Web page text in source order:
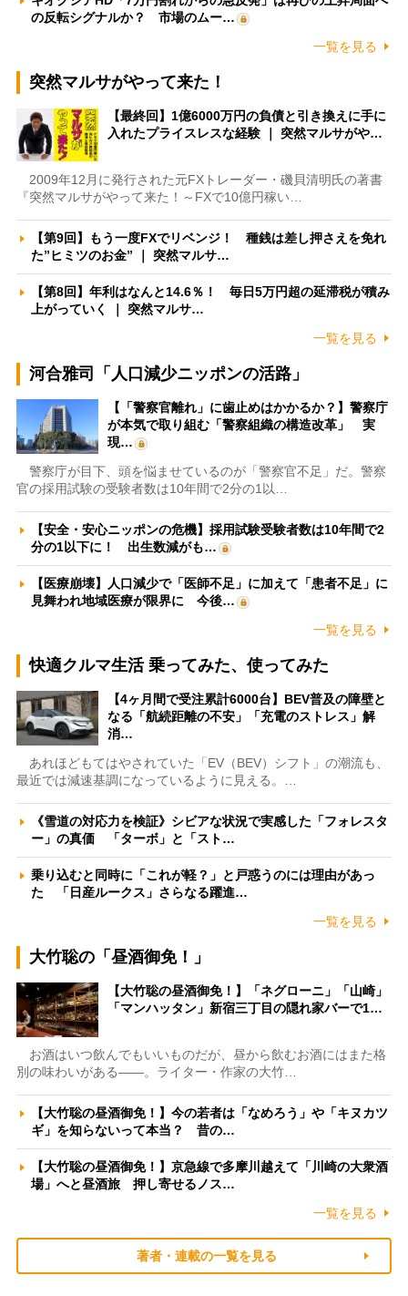
の反転シグナルか？ 市場のムー…
一覧を見る
突然マルサがやって来た！
【最終回】1億6000万円の負債と引き換えに手に
入れたプライスレスな経験 ｜ 突然マルサがや…
2009年12月に発行された元FXトレーダー・磯貝清明氏の著書
『突然マルサがやって来た！～FXで10億円稼い…
【第9回】もう一度FXでリベンジ！ 種銭は差し押さえを免れ
た”ヒミツのお金” ｜ 突然マルサ…
【第8回】年利はなんと14.6％！ 毎日5万円超の延滞税が積み
上がっていく ｜ 突然マルサ…
一覧を見る
河合雅司「人口減少ニッポンの活路」
【「警察官離れ」に歯止めはかかるか？】警察庁
が本気で取り組む「警察組織の構造改革」 実
現…
警察庁が目下、頭を悩ませているのが「警察官不足」だ。警察
官の採用試験の受験者数は10年間で2分の1以…
【安全・安心ニッポンの危機】採用試験受験者数は10年間で2
分の1以下に！ 出生数減がも…
【医療崩壊】人口減少で「医師不足」に加えて「患者不足」に
見舞われ地域医療が限界に 今後…
一覧を見る
快適クルマ生活 乗ってみた、使ってみた
【4ヶ月間で受注累計6000台】BEV普及の障壁と
なる「航続距離の不安」「充電のストレス」解
消…
あれほどもてはやされていた「EV（BEV）シフト」の潮流も、
最近では減速基調になっているように見える。…
《雪道の対応力を検証》シビアな状況で実感した「フォレスタ
ー」の真価 「ターボ」と「スト…
乗り込むと同時に「これが軽？」と戸惑うのには理由があっ
た 「日産ルークス」さらなる躍進…
一覧を見る
大竹聡の「昼酒御免！」
【大竹聡の昼酒御免！】「ネグローニ」「山崎」
「マンハッタン」新宿三丁目の隠れ家バーで1…
お酒はいつ飲んでもいいものだが、昼から飲むお酒にはまた格
別の味わいがある――。ライター・作家の大竹…
【大竹聡の昼酒御免！】今の若者は「なめろう」や「キヌカツ
ギ」を知らないって本当？ 昔の…
【大竹聡の昼酒御免！】京急線で多摩川越えて「川崎の大衆酒
場」へと昼酒旅 押し寄せるノス…
一覧を見る
著者・連載の一覧を見る